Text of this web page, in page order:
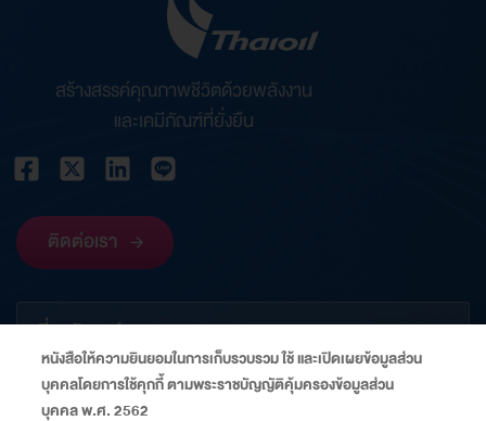
สร้างสรรค์คุณภาพชีวิตด้วยพลังงาน
และเคมีภัณฑ์ที่ยั่งยืน
ติดต่อเรา
เกี่ยวกับองค์กร
ข้อมูลที่เกี่ยวข้อง
หนังสือให้ความยินยอมในการเก็บรวบรวม ใช้ และเปิดเผยข้อมูลส่วน
บุคคลโดยการใช้คุกกี้ ตามพระราชบัญญัติคุ้มครองข้อมูลส่วน
บุคคล พ.ศ. 2562